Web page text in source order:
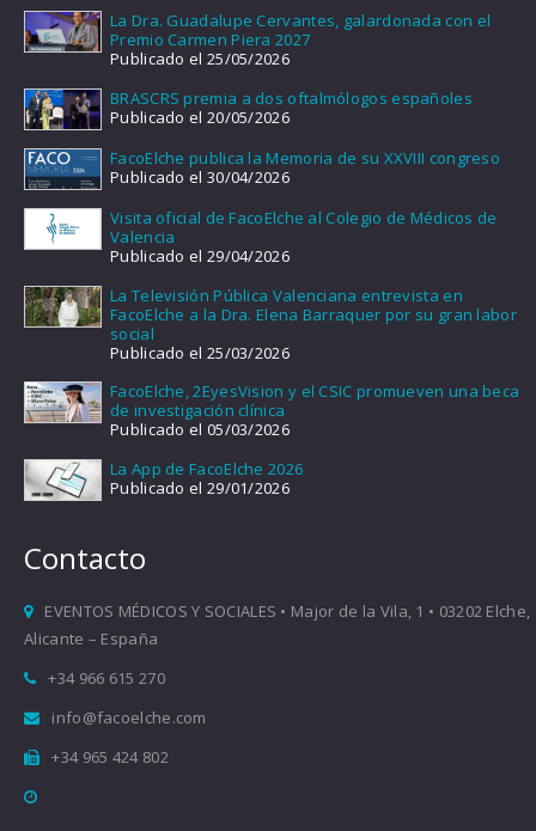
La Dra. Guadalupe Cervantes, galardonada con el
Premio Carmen Piera 2027
Publicado el 25/05/2026
BRASCRS premia a dos oftalmólogos españoles
Publicado el 20/05/2026
FacoElche publica la Memoria de su XXVIII congreso
Publicado el 30/04/2026
Visita oficial de FacoElche al Colegio de Médicos de
Valencia
Publicado el 29/04/2026
La Televisión Pública Valenciana entrevista en
FacoElche a la Dra. Elena Barraquer por su gran labor
social
Publicado el 25/03/2026
FacoElche, 2EyesVision y el CSIC promueven una beca
de investigación clínica
Publicado el 05/03/2026
La App de FacoElche 2026
Publicado el 29/01/2026
Contacto
EVENTOS MÉDICOS Y SOCIALES • Major de la Vila, 1 • 03202 Elche,
Alicante – España
+34 966 615 270
info@facoelche.com
+34 965 424 802